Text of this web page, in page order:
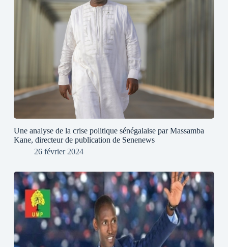
Une analyse de la crise politique sénégalaise par Massamba
Kane, directeur de publication de Senenews
26 février 2024